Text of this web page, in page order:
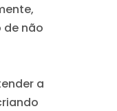
não
a